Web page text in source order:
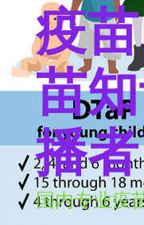
疫
苗
播
国内专业疫